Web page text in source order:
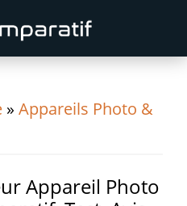
»Appareils Photo &
Appareil Photo